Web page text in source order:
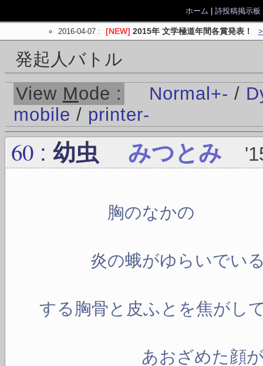
ホーム 詩投稿掲示板
2016-04-07: [NEW] 2015年 文学極道年間各賞発表！
発起人バトル
View Mode : Normal +- /
mobile / printer-
60 : 幼虫 みつとみ
胸のなかの
炎の蛾がゆらいでい
する胸骨と皮ふとを焦がし
あおざめた顔が